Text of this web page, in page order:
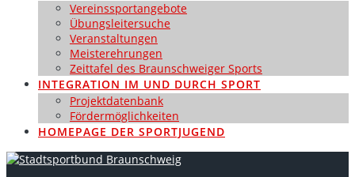
Vereinssportangebote
Übungsleitersuche
Veranstaltungen
Meisterehrungen
Zeittafel des Braunschweiger Sports
INTEGRATION IM UND DURCH SPORT
Projektdatenbank
Fördermöglichkeiten
HOMEPAGE DER SPORTJUGEND